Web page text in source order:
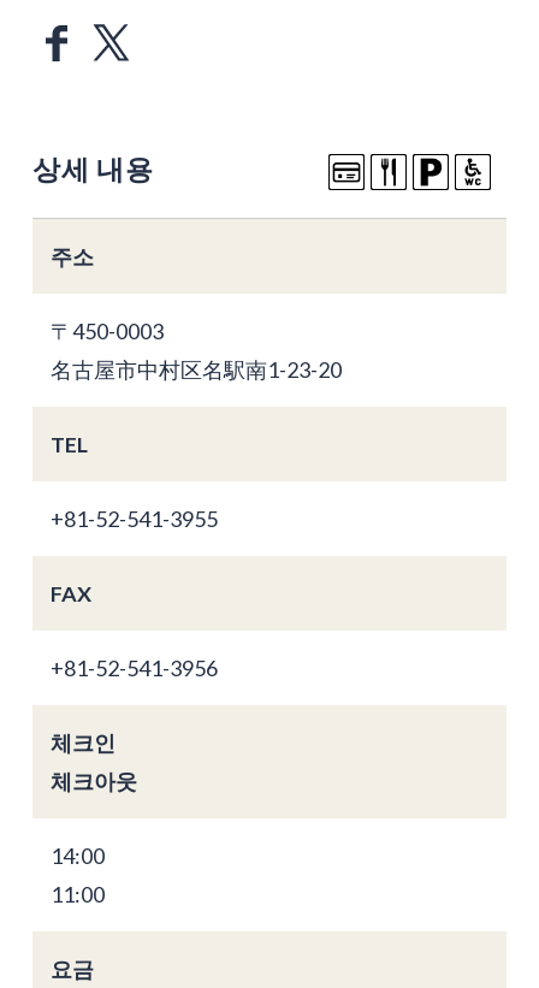
상세 내용
주소
〒450-0003
名古屋市中村区名駅南1-23-20
TEL
+81-52-541-3955
FAX
+81-52-541-3956
체크인
체크아웃
14:00
11:00
요금